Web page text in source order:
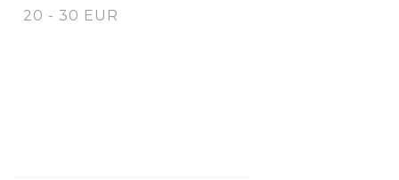
20 - 30 EUR